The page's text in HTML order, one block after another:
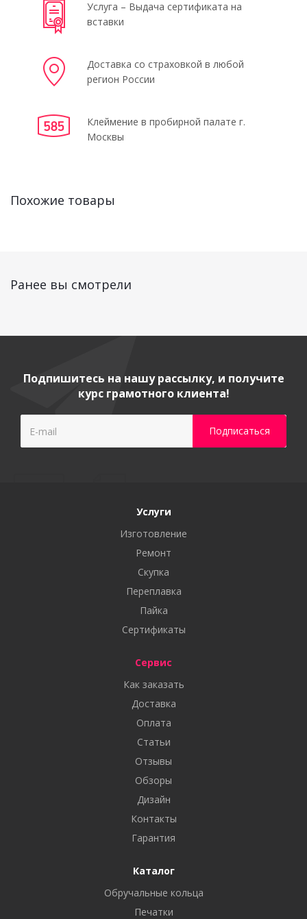
Услуга – Выдача сертификата на
вставки
Доставка со страховкой в любой
регион России
Клеймение в пробирной палате г.
Москвы
Похожие товары
Ранее вы смотрели
Подпишитесь на нашу рассылку, и получите
курс грамотного клиента!
Услуги
Изготовление
Ремонт
Скупка
Переплавка
Пайка
Сертификаты
Сервис
Как заказать
Доставка
Оплата
Статьи
Отзывы
Обзоры
Дизайн
Контакты
Гарантия
Каталог
Обручальные кольца
Печатки